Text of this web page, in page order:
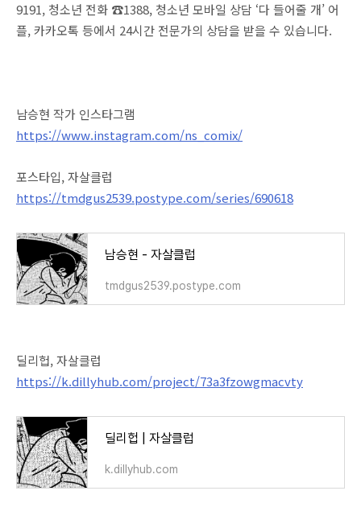
9191, 청소년 전화 ☎️1388, 청소년 모바일 상담 ‘다 들어줄 개’ 어
플, 카카오톡 등에서 24시간 전문가의 상담을 받을 수 있습니다.
남승현 작가 인스타그램
https://www.instagram.com/ns_comix/
포스타입, 자살클럽
https://tmdgus2539.postype.com/series/690618
남승현 - 자살클럽
tmdgus2539.postype.com
딜리헙, 자살클럽
https://k.dillyhub.com/project/73a3fzowgmacvty
딜리헙 | 자살클럽
k.dillyhub.com